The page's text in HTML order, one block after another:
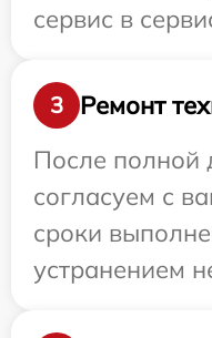
сервис в
3
Ремонт
После полной
согласуем с
сроки
устранением